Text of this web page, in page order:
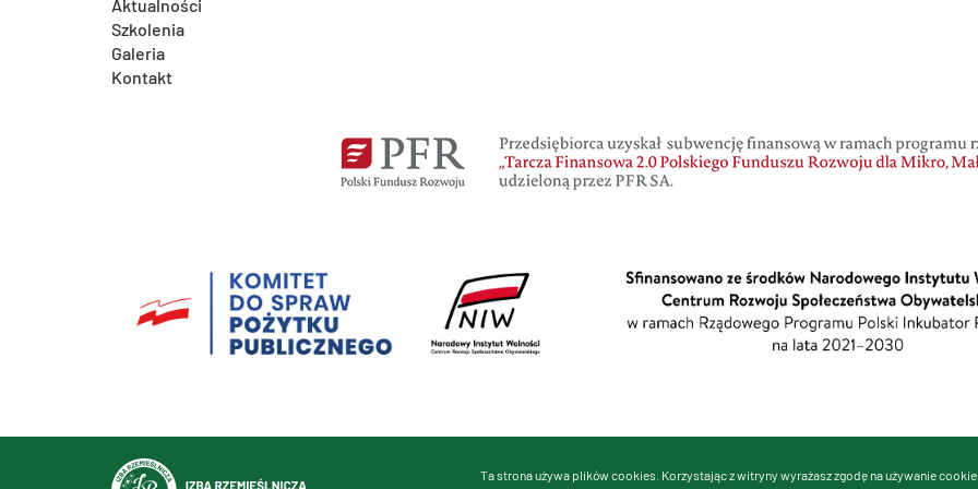
Aktualności
Szkolenia
Galeria
Kontakt
Ta strona używa plików cookies. Korzystając z witryny wyrażasz zgodę na używanie